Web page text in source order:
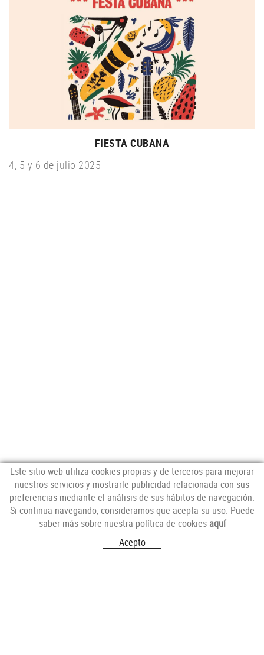
FIESTA CUBANA
4, 5 y 6 de julio 2025
NEWSLETTER
Este sitio web utiliza cookies propias y de terceros para mejorar
nuestros servicios y mostrarle publicidad relacionada con sus
preferencias mediante el análisis de sus hábitos de navegación.
Si continua navegando, consideramos que acepta su uso. Puede
saber más sobre nuestra política de cookies aquí
Acepto